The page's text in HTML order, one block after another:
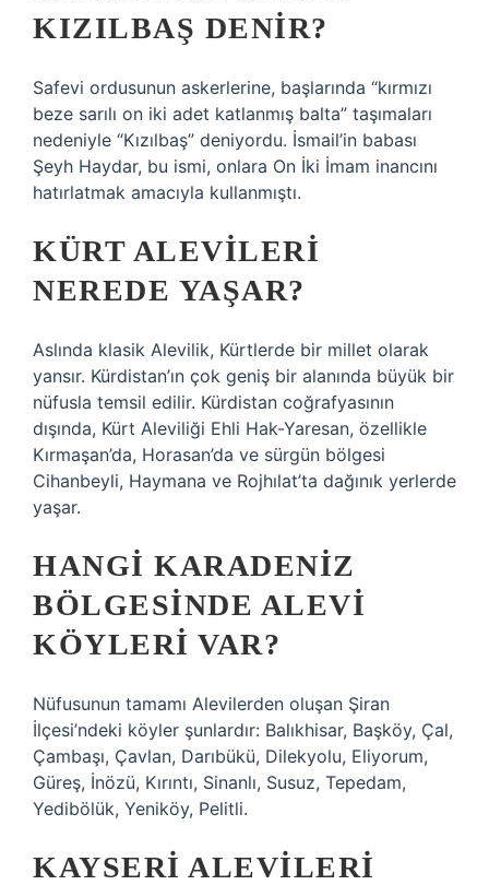
KIZILBAŞ DENIR?
Safevi ordusunun askerlerine, başlarında “kırmızı
beze sarılı on iki adet katlanmış balta” taşımaları
nedeniyle “Kızılbaş” deniyordu. İsmail’in babası
Şeyh Haydar, bu ismi, onlara On İki İmam inancını
hatırlatmak amacıyla kullanmıştı.
KÜRT ALEVILERI
NEREDE YAŞAR?
Aslında klasik Alevilik, Kürtlerde bir millet olarak
yansır. Kürdistan’ın çok geniş bir alanında büyük bir
nüfusla temsil edilir. Kürdistan coğrafyasının
dışında, Kürt Aleviliği Ehli Hak-Yaresan, özellikle
Kırmaşan’da, Horasan’da ve sürgün bölgesi
Cihanbeyli, Haymana ve Rojhılat’ta dağınık yerlerde
yaşar.
HANGI KARADENIZ
BÖLGESINDE ALEVI
KÖYLERI VAR?
Nüfusunun tamamı Alevilerden oluşan Şiran
İlçesi’ndeki köyler şunlardır: Balıkhisar, Başköy, Çal,
Çambaşı, Çavlan, Darıbükü, Dilekyolu, Eliyorum,
Güreş, İnözü, Kırıntı, Sinanlı, Susuz, Tepedam,
Yedibölük, Yeniköy, Pelitli.
KAYSERI ALEVILERI